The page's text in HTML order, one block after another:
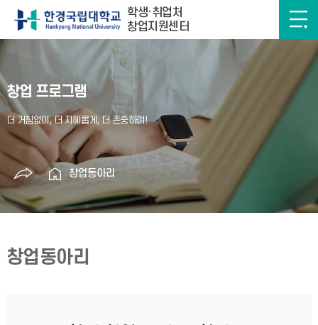
학생·취업처
창업지원센터
창업 프로그램
창업동아리
창업동아리